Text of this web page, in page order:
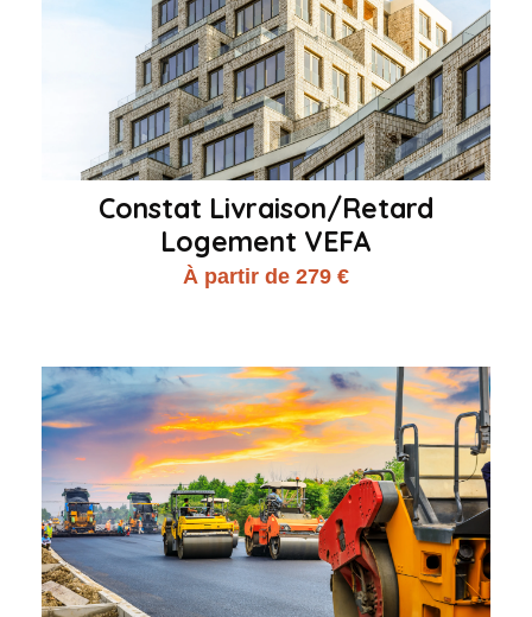
Constat Livraison/Retard
Logement VEFA
À partir de 279 €